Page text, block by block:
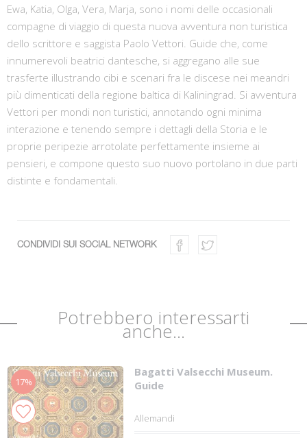
Ewa, Katia, Olga, Vera, Marja, sono i nomi delle occasionali
compagne di viaggio di questa nuova avventura non turistica
dello scrittore e saggista Paolo Vettori. Guide che, come
innumerevoli beatrici dantesche, si aggregano alle sue
trasferte illustrando cibi e scenari fra le discese nei meandri
più dimenticati della regione baltica di Kaliningrad. Si avventura
Vettori per mondi non turistici, annotando ogni minima
interazione e tenendo sempre i dettagli della Storia e le
proprie peripezie arrotolate perfettamente insieme ai
pensieri, e compone questo suo nuovo portolano in due parti
distinte e fondamentali.
CONDIVIDI SUI SOCIAL NETWORK
Potrebbero interessarti
anche...
17%
Bagatti Valsecchi Museum.
Guide
Allemandi